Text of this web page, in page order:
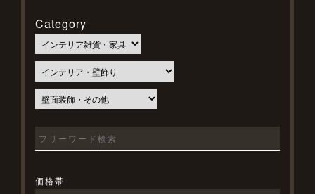
Category
価格帯